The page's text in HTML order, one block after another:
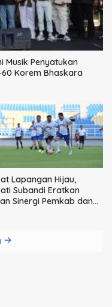
Musik Penyatukan
60 Korem Bhaskara
Lapangan Hijau,
Subandi Eratkan
Sinergi Pemkab dan